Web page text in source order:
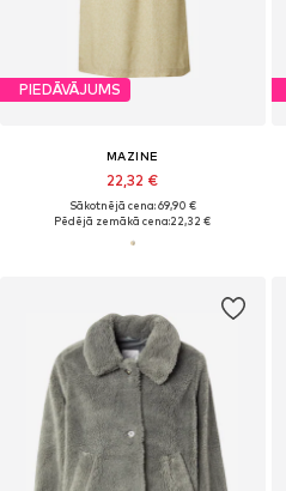
PIEDĀVĀJUMS
MAZINE
22,32 €
Sākotnējā cena: 69,90 €
Pēdējā zemākā cena:22,32 €